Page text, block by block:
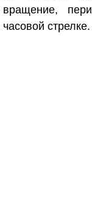
вращение,
часовой стрелке.